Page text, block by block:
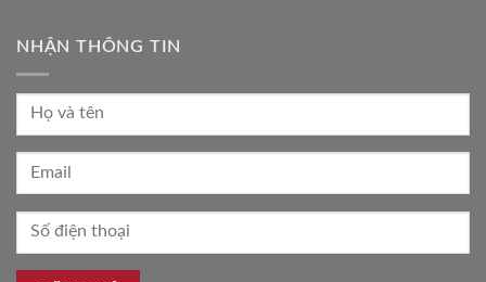
NHẬN THÔNG TIN